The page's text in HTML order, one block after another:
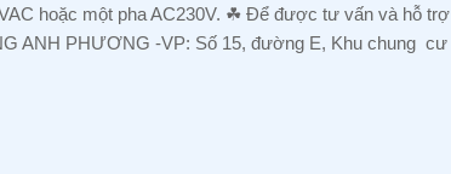
hoặc một pha AC230V. ☘ ️Để được tư vấn và hỗ
ANH PHƯƠNG -VP: Số 15, đường E, Khu chung
#PLC #BienTan #CamBien #Sensor